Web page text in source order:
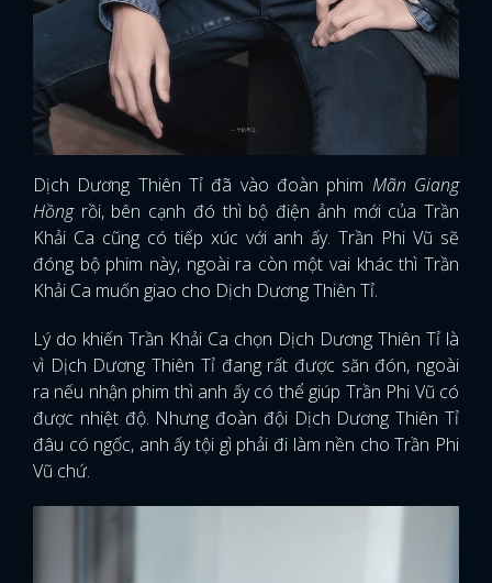
Dịch Dương Thiên Tỉ đã vào đoàn phim Mãn Giang
Hồngrồi, bên cạnh đó thì bộ điện ảnh mới của Trần
Khải Ca cũng có tiếp xúc với anh ấy. Trần Phi Vũ sẽ
đóng bộ phim này, ngoài ra còn một vai khác thì Trần
Khải Ca muốn giao cho Dịch Dương Thiên Tỉ.
Lý do khiến Trần Khải Ca chọn Dịch Dương Thiên Tỉ là
vì Dịch Dương Thiên Tỉ đang rất được săn đón, ngoài
ra nếu nhận phim thì anh ấy có thể giúp Trần Phi Vũ có
được nhiệt độ. Nhưng đoàn đội Dịch Dương Thiên Tỉ
đâu có ngốc, anh ấy tội gì phải đi làm nền cho Trần Phi
Vũ chứ.